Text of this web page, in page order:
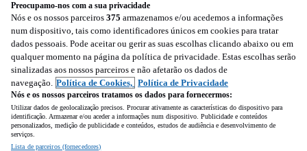
Experimenta a aplicação
Preocupamo-nos com a sua privacidade
Nós e os nossos parceiros 375 armazenamos e/ou acedemos a informações
num dispositivo, tais como identificadores únicos em cookies para tratar
dados pessoais. Pode aceitar ou gerir as suas escolhas clicando abaixo ou em
qualquer momento na página da política de privacidade. Estas escolhas serão
sinalizadas aos nossos parceiros e não afetarão os dados de
navegação. Política de Cookies, Política de Privacidade
Nós e os nossos parceiros tratamos os dados para fornecermos:
Utilizar dados de geolocalização precisos. Procurar ativamente as características do dispositivo para
identificação. Armazenar e/ou aceder a informações num dispositivo. Publicidade e conteúdos
personalizados, medição de publicidade e conteúdos, estudos de audiência e desenvolvimento de
serviços.
Lista de parceiros (fornecedores)